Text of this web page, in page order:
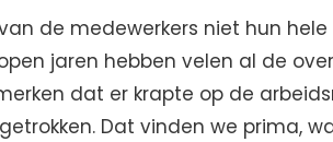
de medewerkers niet hun hele
jaren hebben velen al de
dat er krapte op de
Dat vinden we prima,